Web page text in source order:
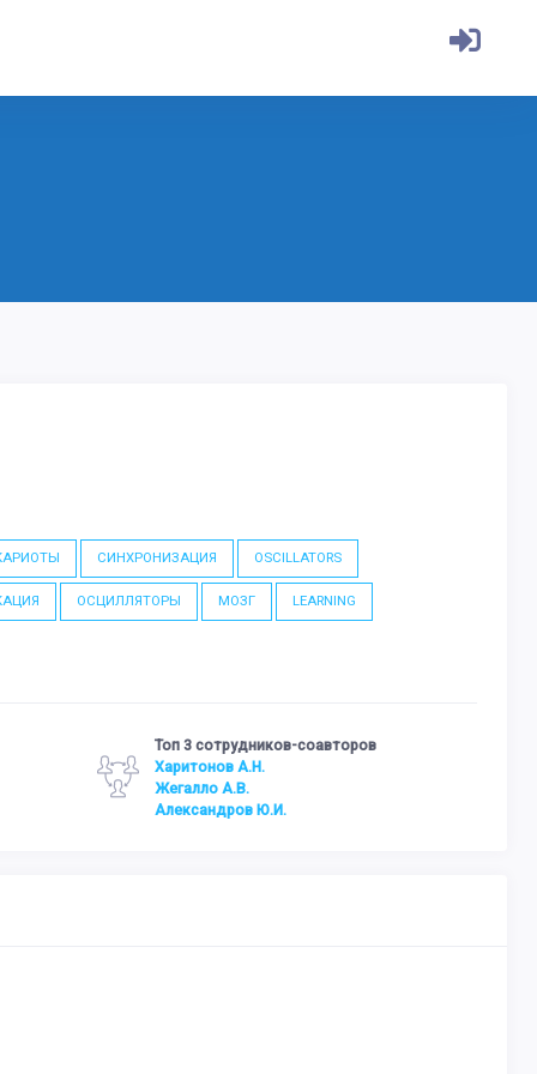
СИНХРОНИЗАЦИЯ OSCILLATORS
ОСЦИЛЛЯТОРЫ МОЗГ LEARNING
Топ 3 сотрудников-соавторов
Харитонов А.Н.
Жегалло А.В.
Александров Ю.И.